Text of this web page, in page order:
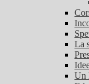
La
Un